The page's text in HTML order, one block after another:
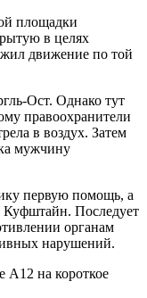
площадки
в целях
движение по той
Ост. Однако тут
правоохранители
в воздух. Затем
мужчину
первую помощь, а
Куфштайн. Последует
органам
нарушений.
А12 на короткое